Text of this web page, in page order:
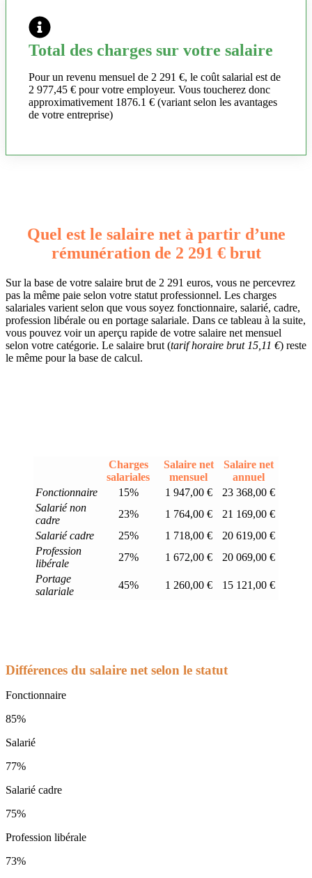
Total des charges sur votre salaire
Pour un revenu mensuel de 2 291 €, le coût salarial est de
2 977,45 € pour votre employeur. Vous toucherez donc
approximativement 1876.1 € (variant selon les avantages
de votre entreprise)
Quel est le salaire net à partir d’une
rémunération de 2 291 € brut
Sur la base de votre salaire brut de 2 291 euros, vous ne percevrez
pas la même paie selon votre statut professionnel. Les charges
salariales varient selon que vous soyez fonctionnaire, salarié, cadre,
profession libérale ou en portage salariale. Dans ce tableau à la suite,
vous pouvez voir un aperçu rapide de votre salaire net mensuel
selon votre catégorie. Le salaire brut (tarif horaire brut 15,11 €) reste
le même pour la base de calcul.
Charges
salariales
Salaire net
mensuel
Salaire net
annuel
Fonctionnaire
15% 1 947,00 €
23 368,00 €
Salarié non
cadre
23% 1 764,00 €
21 169,00 €
Salarié cadre
25% 1 718,00 €
20 619,00 €
Profession
libérale
27% 1 672,00 €
20 069,00 €
Portage
salariale
45% 1 260,00 € 15 121,00 €
Différences du salaire net selon le statut
Fonctionnaire
85%
Salarié
77%
Salarié cadre
75%
Profession libérale
73%